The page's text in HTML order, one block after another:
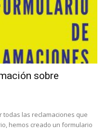
sobre
todas las reclamaciones que
hemos creado un formulario